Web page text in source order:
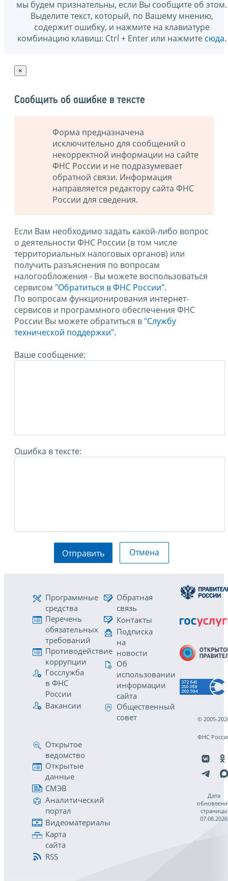
мы будем признательны, если Вы сообщите об этом.
Выделите текст, который, по Вашему мнению,
содержит ошибку, и нажмите на клавиатуре
комбинацию клавиш: Ctrl + Enter или нажмите сюда.
×
Сообщить об ошибке в тексте
Форма предназначена
исключительно для сообщений о
некорректной информации на сайте
ФНС России и не подразумевает
обратной связи. Информация
направляется редактору сайта ФНС
России для сведения.
Если Вам необходимо задать какой-либо вопрос
о деятельности ФНС России (в том числе
территориальных налоговых органов) или
получить разъяснения по вопросам
налогообложения - Вы можете воспользоваться
сервисом "Обратиться в ФНС России".
По вопросам функционирования интернет-
сервисов и программного обеспечения ФНС
России Вы можете обратиться в "Службу
технической поддержки".
Ваше сообщение:
Ошибка в тексте:
Отправить Отмена
Программные
средства
Перечень
обязательных
требований
Противодействие
коррупции
Госслужба
в ФНС
России
Вакансии
Обратная
связь
Контакты
Подписка
на
новости
Об
использовании
информации
сайта
Общественный
совет
Открытое
ведомство
Открытые
данные
СМЭВ
Аналитический
портал
Видеоматериалы
Карта
сайта
RSS
© 2005-
ФНС
Дата
страницы
07.08.2026